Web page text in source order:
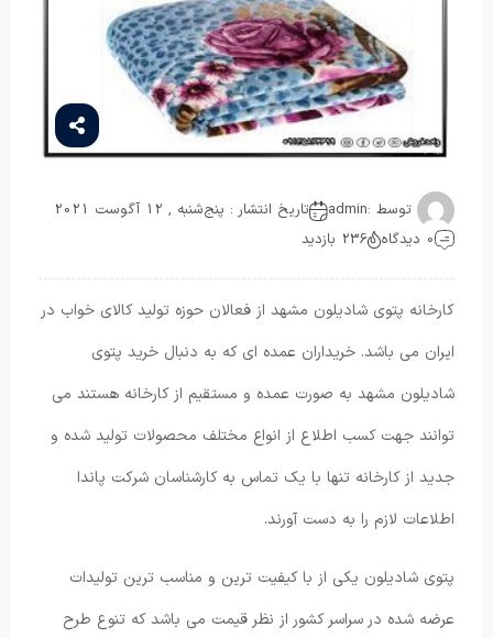
توسط :admin
تاریخ انتشار : پنج‌شنبه , 12 آگوست 2021
0 دیدگاه
236 بازدید
کارخانه پتوی شادیلون مشهد از فعالان حوزه تولید کالای خواب در
ایران می باشد. خریداران عمده ای که به دنبال خرید پتوی
شادیلون مشهد به صورت عمده و مستقیم از کارخانه هستند می
توانند جهت کسب اطلاع از انواع مختلف محصولات تولید شده و
جدید از کارخانه تنها با یک تماس به کارشناسان شرکت پاندا
اطلاعات لازم را به دست آورند.
پتوی شادیلون یکی از با کیفیت ترین و مناسب ترین تولیدات
عرضه شده در سراسر کشور از نظر قیمت می باشد که تنوع طرح